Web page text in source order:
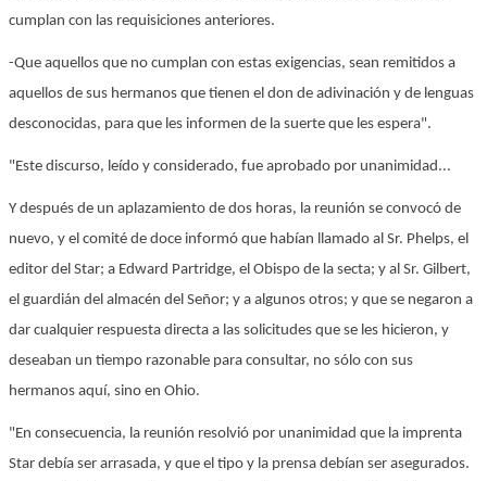
cumplan con las requisiciones anteriores.
-Que aquellos que no cumplan con estas exigencias, sean remitidos a
aquellos de sus hermanos que tienen el don de adivinación y de lenguas
desconocidas, para que les informen de la suerte que les espera".
"Este discurso, leído y considerado, fue aprobado por unanimidad...
Y después de un aplazamiento de dos horas, la reunión se convocó de
nuevo, y el comité de doce informó que habían llamado al Sr. Phelps, el
editor del Star; a Edward Partridge, el Obispo de la secta; y al Sr. Gilbert,
el guardián del almacén del Señor; y a algunos otros; y que se negaron a
dar cualquier respuesta directa a las solicitudes que se les hicieron, y
deseaban un tiempo razonable para consultar, no sólo con sus
hermanos aquí, sino en Ohio.
"En consecuencia, la reunión resolvió por unanimidad que la imprenta
Star debía ser arrasada, y que el tipo y la prensa debían ser asegurados.